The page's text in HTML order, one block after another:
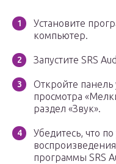
Установите
компьютер.
Запустите SRS
Откройте
просмотра
раздел «Звук».
Убедитесь, что
программы SRS